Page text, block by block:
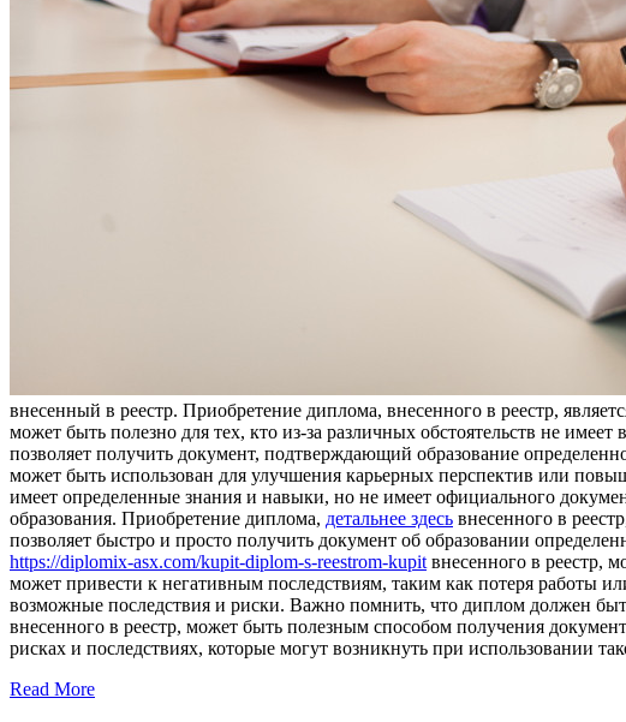
внeсeнный в рeeстр. Приобретение диплома, внесенного в реестр,
может быть полезно для тех, кто из-за различных обстоятельств не
позволяет получить документ, подтверждающий образование
может быть использован для улучшения карьерных перспектив или
имеет определенные знания и навыки, но не имеет официального
образования. Приобретение диплома, детальнее здесь внесенного в
позволяет быстро и просто получить документ об образовании
https://diplomix-asx.com/kupit-diplom-s-reestrom-kupit внесенного в реестр,
может привести к негативным последствиям, таким как потеря работы
возможные последствия и риски. Важно помнить, что диплом должен
внесенного в реестр, может быть полезным способом получения
рисках и последствиях, которые могут возникнуть при использовании
Read More